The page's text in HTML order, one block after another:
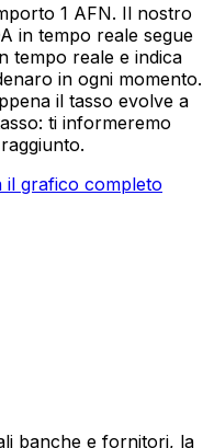
1 AFN. Il nostro
in tempo reale segue
tempo reale e indica
in ogni momento.
il tasso evolve a
ti informeremo
il grafico completo
banche e fornitori, la